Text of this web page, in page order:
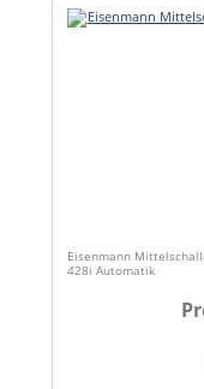
Eisenmann
428i Automatik